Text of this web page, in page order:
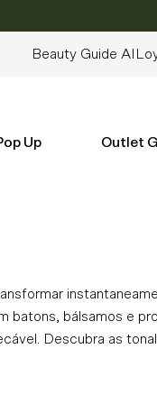
🚚
Beauty Guide AI
Up Outlet
batons, bálsamos e
Descubra as